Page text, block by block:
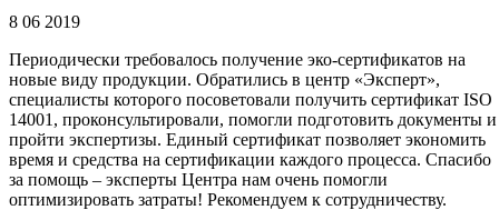
8 06 2019
Периодически требовалось получение эко-сертификатов на
новые виду продукции. Обратились в центр «Эксперт»,
специалисты которого посоветовали получить сертификат ISO
14001, проконсультировали, помогли подготовить документы и
пройти экспертизы. Единый сертификат позволяет экономить
время и средства на сертификации каждого процесса. Спасибо
за помощь – эксперты Центра нам очень помогли
оптимизировать затраты! Рекомендуем к сотрудничеству.